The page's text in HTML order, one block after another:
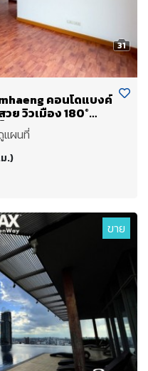
31
คอนโดแบงค์
ย วิวเมือง 180°
วิวทุกห้อง
แผนที่
.)
ขาย